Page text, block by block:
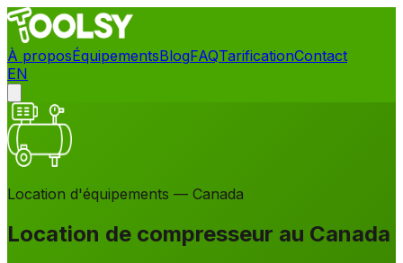
À proposÉquipementsBlogFAQTarificationContact
EN
Location d'équipements — Canada
Location de compresseur au Canada